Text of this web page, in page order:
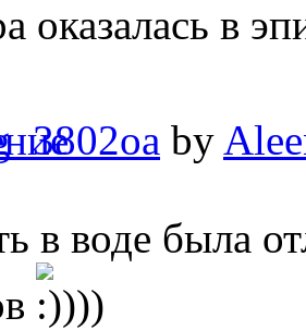
оказалась в
by
в воде была